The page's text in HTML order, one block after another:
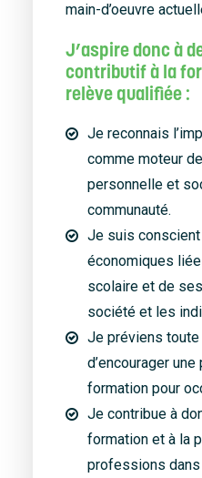
main-d’oeuvre
J’aspire donc à
contributif à la
relève qualifiée :
Je reconnais
comme moteur
personnelle et
communauté.
Je suis
économiques
scolaire et de
société et les
Je préviens
d’encourager
formation pour
Je contribue à
formation et à la
professions